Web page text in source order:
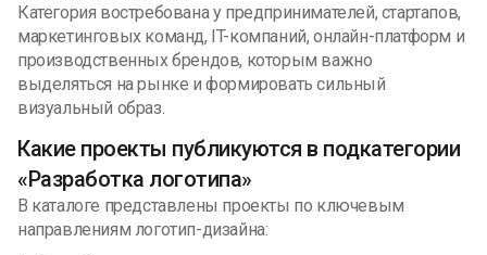
Категория востребована у предпринимателей, стартапов,
маркетинговых команд, IT-компаний, онлайн-платформ и
производственных брендов, которым важно
выделяться на рынке и формировать сильный
визуальный образ.
Какие проекты публикуются в подкатегории
«Разработка логотипа»
В каталоге представлены проекты по ключевым
направлениям логотип-дизайна: